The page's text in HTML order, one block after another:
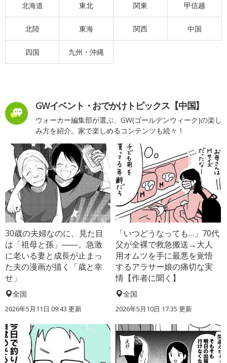
北海道 東北 関東 甲信越
北陸 東海 関西 中国
四国 九州・沖縄
GWイベント・おでかけトピックス【中国】
ウォーカー編集部が選ぶ、GW(ゴールデンウィーク)の楽し
み方を紹介。家で楽しめるコンテンツも続々！
30歳の夫婦なのに、見た目
は「祖母と孫」――。急激
に老いる妻と成長が止まっ
た夫の漫画が描く「歳と幸
せ」
全国
2026年5月11日 09:43 更新
「いつどうなっても…」70代
父が全裸で救急搬送→大人
用オムツを手に最悪を覚悟
するアラサー娘の痛切な実
情【作者に聞く】
全国
2026年5月10日 17:35 更新